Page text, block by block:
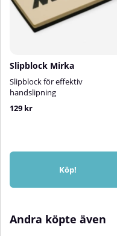
Slipblock Mirka
Slipblock för effektiv
handslipning
129 kr
Köp!
Andra köpte även